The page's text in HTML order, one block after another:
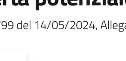
del 14/05/2024,